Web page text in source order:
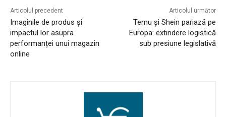
NEWS
E-COMMERCE
Articolul precedent
Imaginile de produs și
impactul lor asupra
performanței unui magazin
online
Articolul următor
Temu și Shein pariază pe
Europa: extindere logistică
sub presiune legislativă